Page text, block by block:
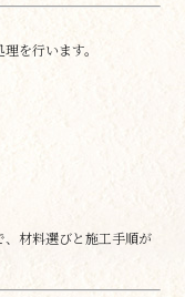
を行います。
材料選びと施工手順が